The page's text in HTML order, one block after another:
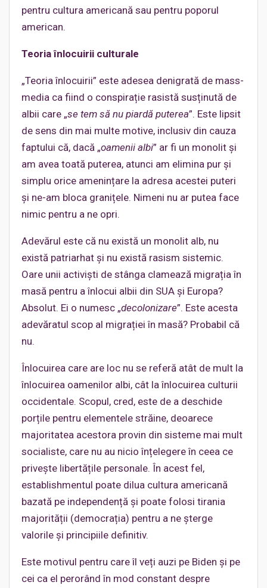
pentru cultura americană sau pentru poporul
american.
Teoria înlocuirii culturale
„Teoria înlocuirii” este adesea denigrată de mass-
media ca fiind o conspirație rasistă susținută de
albii care „se tem să nu piardă puterea”. Este lipsit
de sens din mai multe motive, inclusiv din cauza
faptului că, dacă „oamenii albi” ar fi un monolit și
am avea toată puterea, atunci am elimina pur și
simplu orice amenințare la adresa acestei puteri
și ne-am bloca granițele. Nimeni nu ar putea face
nimic pentru a ne opri.
Adevărul este că nu există un monolit alb, nu
există patriarhat și nu există rasism sistemic.
Oare unii activiști de stânga clamează migrația în
masă pentru a înlocui albii din SUA și Europa?
Absolut. Ei o numesc „decolonizare”. Este acesta
adevăratul scop al migrației în masă? Probabil că
nu.
Înlocuirea care are loc nu se referă atât de mult la
înlocuirea oamenilor albi, cât la înlocuirea culturii
occidentale. Scopul, cred, este de a deschide
porțile pentru elementele străine, deoarece
majoritatea acestora provin din sisteme mai mult
socialiste, care nu au nicio înțelegere în ceea ce
privește libertățile personale. În acest fel,
establishmentul poate dilua cultura americană
bazată pe independență și poate folosi tirania
majorității (democrația) pentru a ne șterge
valorile și principiile definitiv.
Este motivul pentru care îl veți auzi pe Biden și pe
cei ca el perorând în mod constant despre